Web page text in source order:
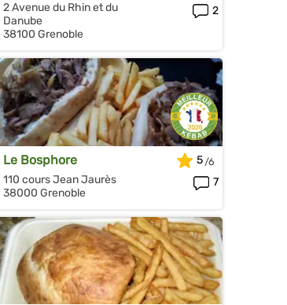
2 Avenue du Rhin et du
Danube
38100 Grenoble
2
Le Bosphore
110 cours Jean Jaurès
38000 Grenoble
5
7